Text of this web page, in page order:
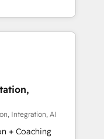
CRM
Born in Chile,
reach to
creativity,
end-to-
and digital
in Spanish,
strategies
Integration, AI
+ Coaching